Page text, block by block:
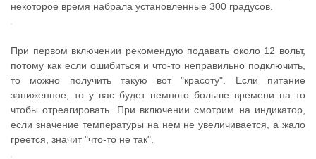
некоторое время набрала установленные 300 градусов.
При первом включении рекомендую подавать около 12 вольт,
потому как если ошибиться и что-то неправильно подключить,
то можно получить такую вот "красоту". Если питание
заниженное, то у вас будет немного больше времени на то
чтобы отреагировать. При включении смотрим на индикатор,
если значение температуры на нем не увеличивается, а жало
греется, значит "что-то не так".